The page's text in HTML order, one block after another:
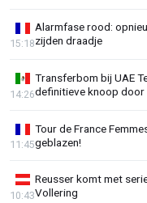
Alarmfase rood:
zijden draadje
15:18
Transferbom bij UAE
definitieve knoop door
14:26
Tour de France
geblazen!
11:45
Reusser komt met
Vollering
10:43